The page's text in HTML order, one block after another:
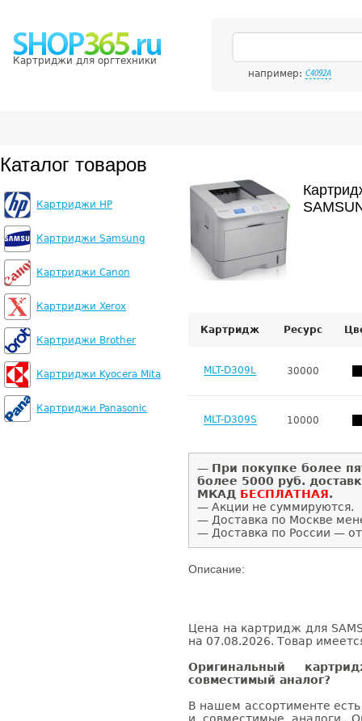
Картриджи для оргтехники
например: C4092A
Каталог товаров
Картриджи HP
Картриджи Samsung
Картриджи Canon
Картриджи Xerox
Картриджи Brother
Картриджи Kyocera Mita
Картриджи Panasonic
Картридж Ресурс
MLT-D309L 30000
MLT-D309S 10000
— При покупке более
более 5000 руб.
МКАД БЕСПЛАТНАЯ.
— Акции не суммируются.
— Доставка по Москве
— Доставка по России —
Описание:
Цена на картридж для
на 07.08.2026. Товар
Оригинальный
совместимый аналог?
В нашем ассортименте